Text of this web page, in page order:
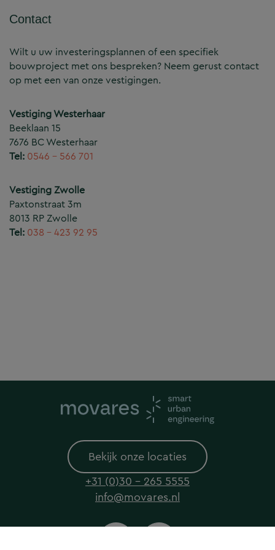
Contact
Wilt u uw investeringsplannen of een specifiek
bouwproject met ons bespreken? Neem gerust contact
op met een van onze vestigingen.
Vestiging Westerhaar
Beeklaan 15
7676 BC Westerhaar
Tel: 0546 – 566 701
Vestiging Zwolle
Paxtonstraat 3m
8013 RP Zwolle
Tel: 038 – 423 92 95
Bekijk onze locaties
+31 (0)30 - 265 5555
info@movares.nl